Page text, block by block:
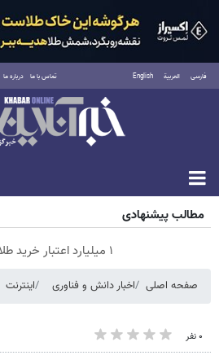
فارسی العربية English تماس با ما درباره ما
شنبه ۱۷ مرداد ۱۴۰۵
مطالب پیشنهادی
۱ میلیارد اعتبار خرید طلا | بدون ضامن و چک
صفحه اصلی اخبار دانش و فناوری اینترنت
۰ نفر